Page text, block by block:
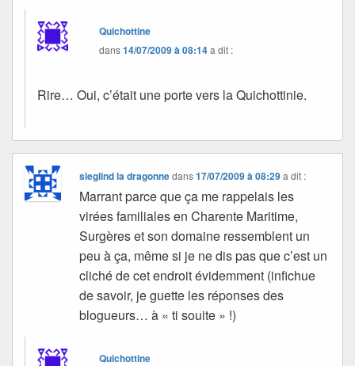
Quichottine
dans14/07/2009 à 08:14a dit :
Rire… Oui, c’était une porte vers la Quichottinie.
sieglind la dragonnedans17/07/2009 à 08:29 a dit :
Marrant parce que ça me rappelais les
virées familiales en Charente Maritime,
Surgères et son domaine ressemblent un
peu à ça, même si je ne dis pas que c’est un
cliché de cet endroit évidemment (infichue
de savoir, je guette les réponses des
blogueurs… à « ti souite » !)
Quichottine